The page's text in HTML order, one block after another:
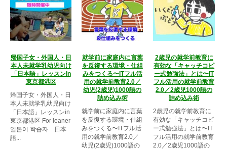
帰国子女・外国人・日
本人未就学乳幼児向け
「日本語」レッスンin
東京都港区
帰国子女・外国人・日
本人未就学乳幼児向け
「日本語」レッスンin
東京都港区 For leaner
일본어 학습자 日本
語...
就学前に家庭内に言葉
を反復する環境・仕組
みをつくる〜ITフル活
用の就学前教育2.0／
幼児(2歳児)1000語の
詰め込み術
就学前に家庭内に言葉
を反復する環境・仕組
みをつくる〜ITフル活
用の就学前教育2.0／
幼児(2歳児)1000語の
2歳児の就学前教育に
有効な「キャッチコピ
ー式勉強法」とは〜IT
フル活用の就学前教育
2.0／2歳児1000語の
詰め込み術
2歳児の就学前教育に
有効な「キャッチコピ
ー式勉強法」とは〜IT
フル活用の就学前教育
2.0／2歳児1000語の